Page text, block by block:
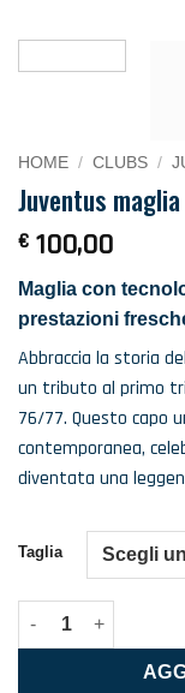
HOME / CLUBS /
Juventus
€ 100,00
Maglia con
prestazioni
Abbraccia la storia
un tributo al primo
76/77. Questo capo
contemporanea,
diventata una
Taglia
Juventus maglia